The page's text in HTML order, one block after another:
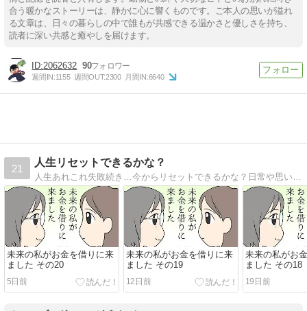
合う暖かなストーリーは、静かに心に響くものです。ご本人の思いが溢れ
る文章は、日々の暮らしの中で誰もが共感できる温かさと優しさを持ち、
読者に深い共感と癒やしを届けます。
2062632 90
週間IN:1155 週間OUT:2300 月間IN:6640
21
人生リセットできるかな？
未来の私がお金を借りに来
ました その20
5日前
未来の私がお金を借りに来
ました その19
12日前
未来の私がお
ました その18
19日前